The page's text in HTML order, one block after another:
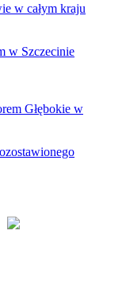
w całym kraju
w Szczecinie
Głębokie w